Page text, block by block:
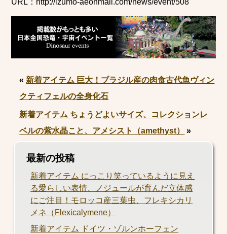
URL：http://izumo-aeonmall.com/news/event/508
« 新着アイテム 巨大！ブラジル産の肉食古代魚ヴィン
クティフェルの全身化石
新着アイテム ちょうどよいサイズ、コレクションレ
ベルの紫水晶こと、アメシスト（amethyst）
»
最新の投稿
新着アイテム にっこり笑っているように見え
る愛らしい表情、ノジュールが育んだ立体感
にご注目！モロッコ産三葉虫、フレキシカリ
メネ（Flexicalymene）
新着アイテム ドイツ・ゾルンホーフェン